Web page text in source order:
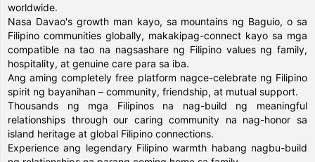
worldwide.
Nasa Davao's growth man kayo, sa mountains ng Baguio, o sa
Filipino communities globally, makakipag-connect kayo sa mga
compatible na tao na nagsashare ng Filipino values ng family,
hospitality, at genuine care para sa iba.
Ang aming completely free platform nagce-celebrate ng Filipino
spirit ng bayanihan – community, friendship, at mutual support.
Thousands ng mga Filipinos na nag-build ng meaningful
relationships through our caring community na nag-honor sa
island heritage at global Filipino connections.
Experience ang legendary Filipino warmth habang nagbu-build